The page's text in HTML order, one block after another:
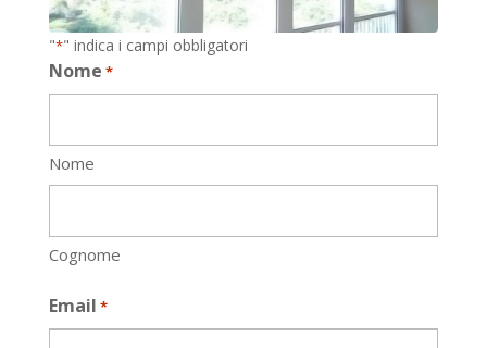
"*" indica i campi obbligatori
Nome *
Nome
Cognome
Email *